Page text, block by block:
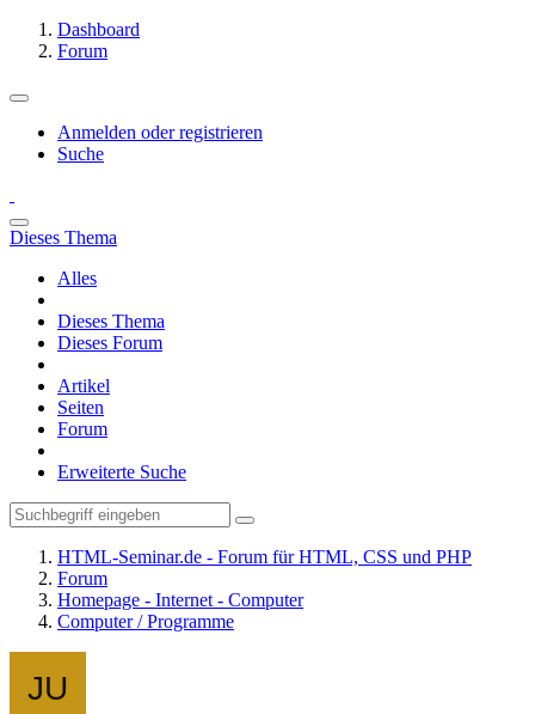
Dashboard
Forum
Anmelden oder registrieren
Suche
Dieses Thema
Alles
Dieses Thema
Dieses Forum
Artikel
Seiten
Forum
Erweiterte Suche
HTML-Seminar.de - Forum für HTML, CSS und PHP
Forum
Homepage - Internet - Computer
Computer / Programme